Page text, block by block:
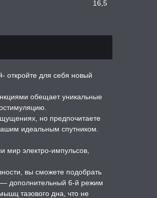
16,5
откройте для себя новый
обещает уникальные
но предпочитаете
идеальным спутником.
мир электро-импульсов,
вы сможете подобрать
дополнительный 6-й режим
тазового дна, что не